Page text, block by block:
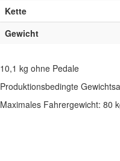
Kette
Gewicht
10,1 kg ohne Pedale
Produktionsbedingte
Maximales Fahrergewicht: 80